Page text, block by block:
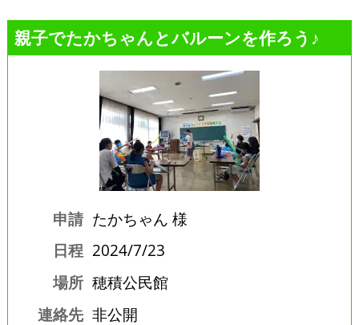
親子でたかちゃんとバルーンを作ろう♪
申請 たかちゃん 様
日程 2024/7/23
場所 穂積公民館
連絡先 非公開